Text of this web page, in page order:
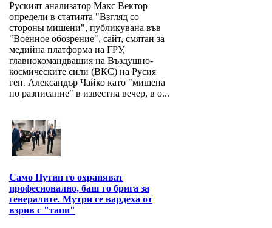
Руският анализатор Макс Вектор
определи в статията "Взгляд со
стороны мишени", публикувана във
"Военное обозрение", сайт, смятан за
медийна платформа на ГРУ,
главнокомандващия на Въздушно-
космическите сили (ВКС) на Русия
ген. Александър Чайко като "мишена
по разписание" в известна вечер, в о...
Само Путин го охраняват
професионално, баш го брига за
генералите. Мутри се вардеха от
взрив с "тапи"